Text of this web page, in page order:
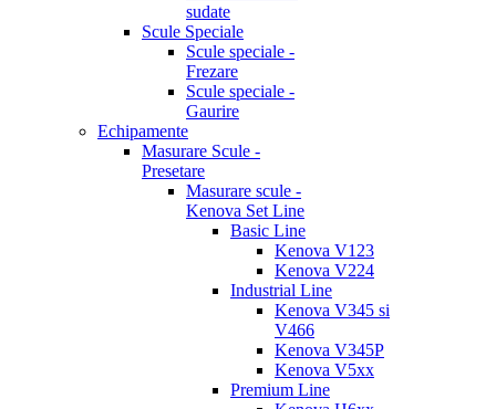
sudate
Scule Speciale
Scule speciale -
Frezare
Scule speciale -
Gaurire
Echipamente
Masurare Scule -
Presetare
Masurare scule -
Kenova Set Line
Basic Line
Kenova V123
Kenova V224
Industrial Line
Kenova V345 si
V466
Kenova V345P
Kenova V5xx
Premium Line